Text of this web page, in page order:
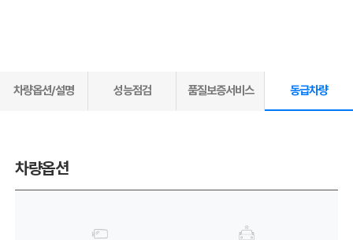
차량옵션/설명 성능점검 품질보증서비스 동급차량
차량옵션